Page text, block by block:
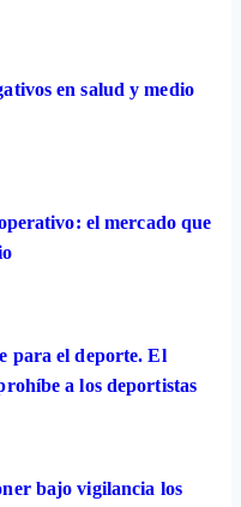
en salud y medio
el mercado que
para el deporte. El
a los deportistas
bajo vigilancia los